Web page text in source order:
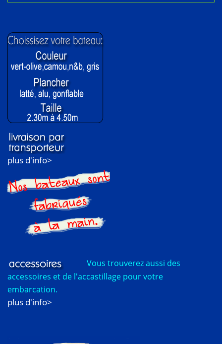
plus d'info>
Vous trouverez aussi des
accessoires et de l'accastillage pour votre
embarcation.
plus d'info>